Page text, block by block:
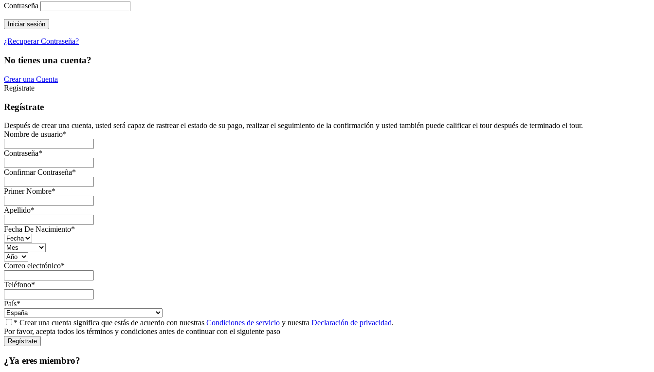
Contraseña
¿Recuperar Contraseña?
No tienes una cuenta?
Crear una Cuenta
Regístrate
Regístrate
Después de crear una cuenta, usted será capaz de rastrear el estado de su pago, realizar el seguimiento de la confirmación y usted también puede calificar el tour después de terminado el tour.
Nombre de usuario*
Contraseña*
Confirmar Contraseña*
Primer Nombre*
Apellido*
Fecha De Nacimiento*
Correo electrónico*
Teléfono*
País*
* Crear una cuenta significa que estás de acuerdo con nuestras Condiciones de servicio y nuestra Declaración de privacidad.
Por favor, acepta todos los términos y condiciones antes de continuar con el siguiente paso
¿Ya eres miembro?